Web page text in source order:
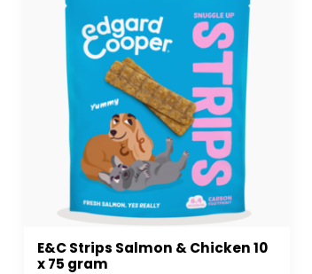
E&C Strips Salmon & Chicken 10
x 75 gram